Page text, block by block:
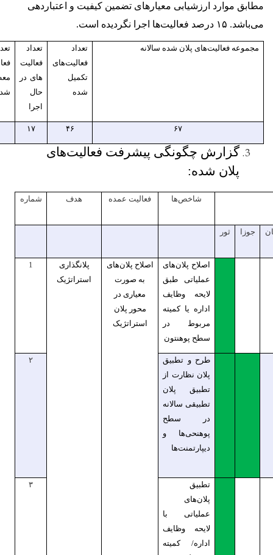
موارد ارزشیابی معیارهای تضمین کیفیت و اعتباردهی
۱۵ درصد فعالیت‌ها اجرا نگردیده است.
فعالیت‌های پلان شده سالانه
فعالیت‌های
تعداد
فعالیت
های در
تعداد
فعالیت‌های
معطل
شده
گزارش چگونگی پیشرفت فعالیت‌های
پلان شده:
فعالیت عمده هدف شماره
ثور
اصلاح پلان‌های
عملیاتی طبق
لایحه وظایف
اداره یا کمیته
مربوط در
سطح پوهنتون
اصلاح پلان‌های
به صورت
معیاری در
محور پلان
استراتژیک
پلانگذاری
استراتژیک
1
طرح و تطبیق
پلان نظارت از
تطبیق پلان
تطبیقی سالانه
در سطح
پوهنحی‌ها و
دیپارتمنت‌ها
عملیاتی با
لایحه وظایف
اداره/ کمیته